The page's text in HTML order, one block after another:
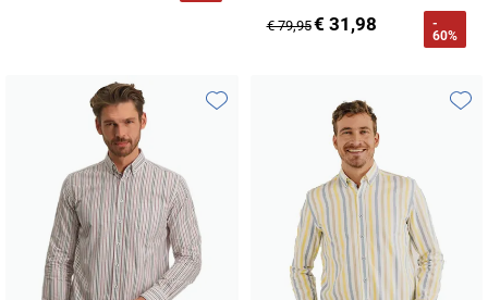
€ 79,95€ 31,98
-
60%
Toevoegen aan favorieten